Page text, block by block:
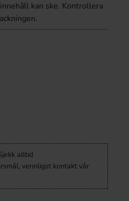
kan ske. Kontrollera
alltid
vennligst kontakt vår